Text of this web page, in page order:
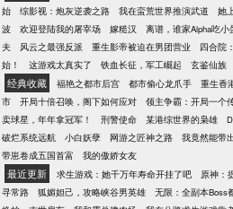
始
综影视：炮灰逆袭之路 我在蛮荒世界推演武道 她
波
欢迎登陆我的屠宰场 嫁糙汉 离谱，谁家Alpha吃小
夫
风云之最强反派 重生影帝被迫在男团营业 四合院
始！
这游戏太真实了 铁血长征，军工崛起 玄鉴仙族
经典收藏 福艳之都市后宫 都市偷心龙爪手 重生香
市
开局十倍召唤，阁下如何应对 领主争霸：开局一个
卖球星，年年拿冠军！
刑警使命 某港综世界的枭雄
破烂系统远航
小白妖孽 网游之匠神之路 我竟然能带
带崽卷成五国首富
我的傲娇女友
最近更新 求生游戏：她千万年寿命开挂了吧 原神：
寻常路
狐媚妲己，攻略峡谷男英雄 无限：全副本Boss